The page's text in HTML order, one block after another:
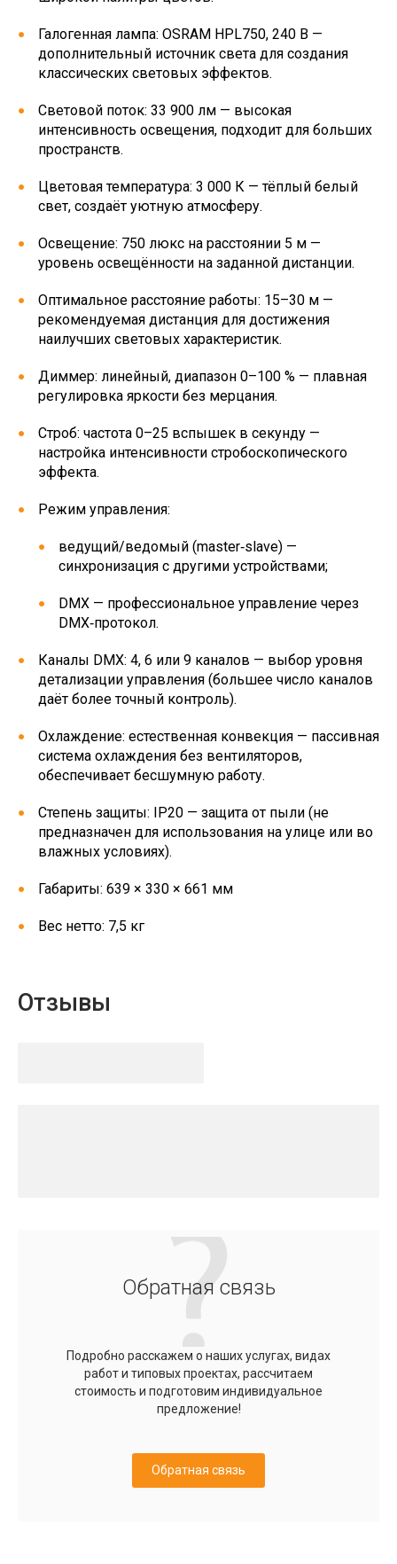
Галогенная лампа: OSRAM HPL750, 240 В —
дополнительный источник света для создания
классических световых эффектов.
Световой поток: 33 900 лм — высокая
интенсивность освещения, подходит для больших
пространств.
Цветовая температура: 3 000 К — тёплый белый
свет, создаёт уютную атмосферу.
Освещение: 750 люкс на расстоянии 5 м —
уровень освещённости на заданной дистанции.
Оптимальное расстояние работы: 15–30 м —
рекомендуемая дистанция для достижения
наилучших световых характеристик.
Диммер: линейный, диапазон 0–100 % — плавная
регулировка яркости без мерцания.
Строб: частота 0–25 вспышек в секунду —
настройка интенсивности стробоскопического
эффекта.
Режим управления:
ведущий/ведомый (master‑slave) —
синхронизация с другими устройствами;
DMX — профессиональное управление через
DMX‑протокол.
Каналы DMX: 4, 6 или 9 каналов — выбор уровня
детализации управления (большее число каналов
даёт более точный контроль).
Охлаждение: естественная конвекция — пассивная
система охлаждения без вентиляторов,
обеспечивает бесшумную работу.
Степень защиты: IP20 — защита от пыли (не
предназначен для использования на улице или во
влажных условиях).
Габариты: 639 × 330 × 661 мм
Вес нетто: 7,5 кг
Отзывы
Обратная связь
Подробно расскажем о наших услугах, видах
работ и типовых проектах, рассчитаем
стоимость и подготовим индивидуальное
предложение!
Обратная связь